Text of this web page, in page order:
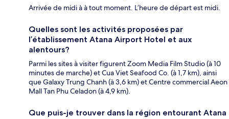
Arrivée de midi à à tout moment. L’heure de départ est midi.
Quelles sont les activités proposées par
l’établissement Atana Airport Hotel et aux
alentours?
Parmi les sites à visiter figurent Zoom Media Film Studio (à 10
minutes de marche) et Cua Viet Seafood Co. (à 1,7 km), ainsi
que Galaxy Trung Chanh (à 3,6 km) et Centre commercial Aeon
Mall Tan Phu Celadon (à 4,9 km).
Que puis-je trouver dans la région entourant Atana